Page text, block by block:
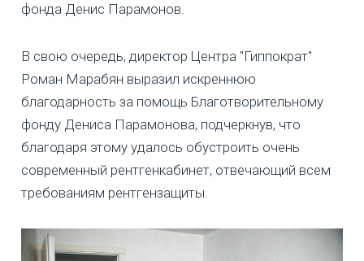
фонда Денис Парамонов.
В свою очередь, директор Центра "Гиппократ"
Роман Марабян выразил искреннюю
благодарность за помощь Благотворительному
фонду Дениса Парамонова, подчеркнув, что
благодаря этому удалось обустроить очень
современный рентгенкабинет, отвечающий всем
требованиям рентгензащиты.